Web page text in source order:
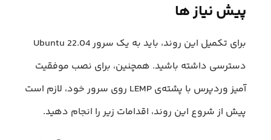
پیش نیاز ها
برای تکمیل این روند، باید به یک سرور Ubuntu 22.04
دسترسی داشته باشید. همچنین، برای نصب موفقیت
آمیز وردپرس با پشته‌ی LEMP روی سرور خود، لازم است
پیش از شروع این روند، اقدامات زیر را انجام دهید.